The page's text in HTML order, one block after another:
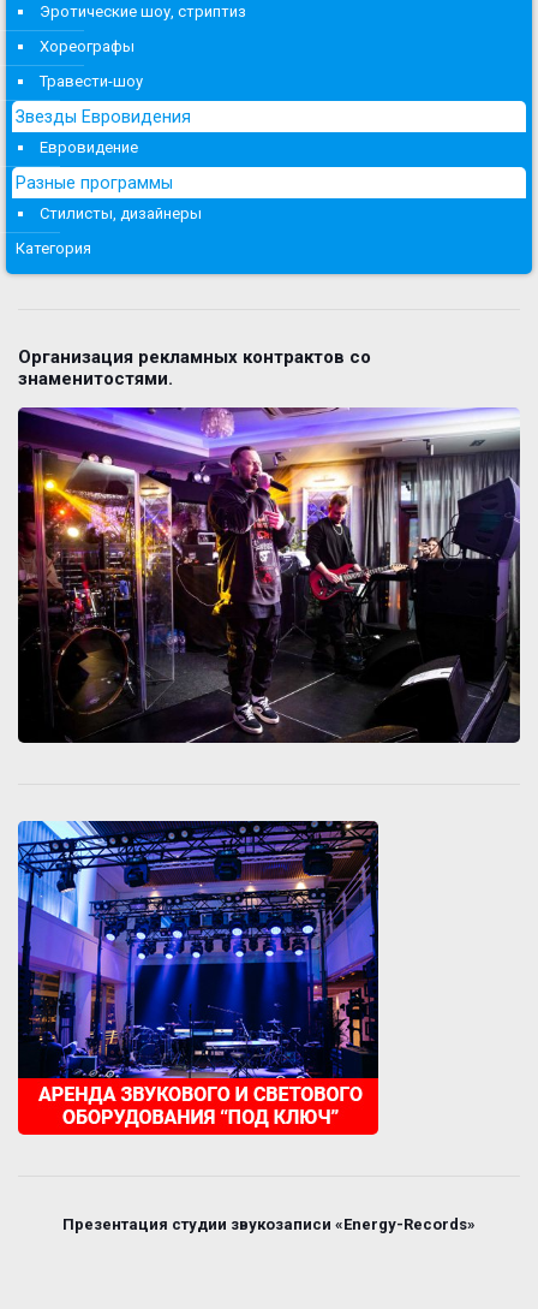
Эротические шоу, стриптиз
Хореографы
Травести-шоу
Звезды Евровидения
Евровидение
Разные программы
Стилисты, дизайнеры
Категория
Организация рекламных контрактов со
знаменитостями.
Презентация студии звукозаписи «Energy-Records»